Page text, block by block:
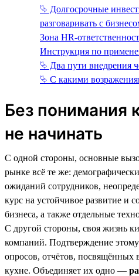
⮱ Долгосрочные
разговаривать с
Зона HR-
Инструкция по
⮱ Два пути внедрения
⮱ С какими
Без понимания
не начинать
С одной стороны, основные
рынке всё те же:
ожиданий сотрудников,
курс на устойчивое развитие и
бизнеса, а также отдельные
С другой стороны, своя жизнь
компаний. Подтверждение
опросов, отчётов, посвящённых
кухне. Объединяет их одно —